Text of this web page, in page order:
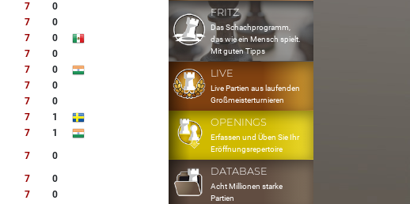
7
0
7
0
7
0
7
0
7
0
7
0
7
0
7
1
7 1
7 0
7
0
7
0
FRITZ
Das Schachprogramm,
das wie ein Mensch spielt.
Mit guten Tipps
LIVE
Live Partien aus laufenden
Großmeisterturnieren
OPENINGS
Erfassen und Üben Sie Ihr
Eröffnungsrepertoire
DATABASE
Acht Millionen starke
Partien